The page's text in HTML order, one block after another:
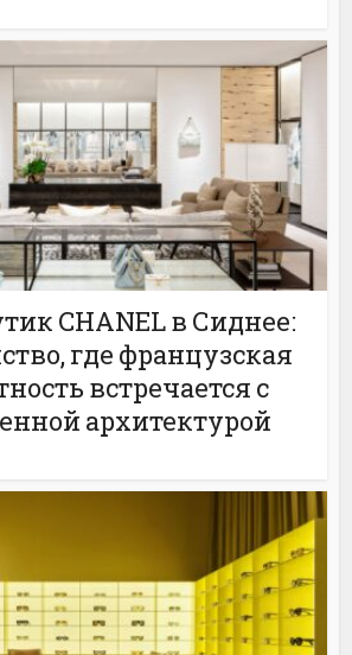
CHANEL в Сиднее:
где французская
встречается с
архитектурой